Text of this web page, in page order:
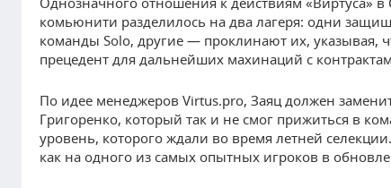
комьюнити разделилось на два лагеря: одни
команды Solo, другие — проклинают их, указывая,
прецедент для дальнейших махинаций с
По идее менеджеров Virtus.pro, Заяц должен
Григоренко, который так и не смог прижиться в
уровень, которого ждали во время летней
как на одного из самых опытных игроков в